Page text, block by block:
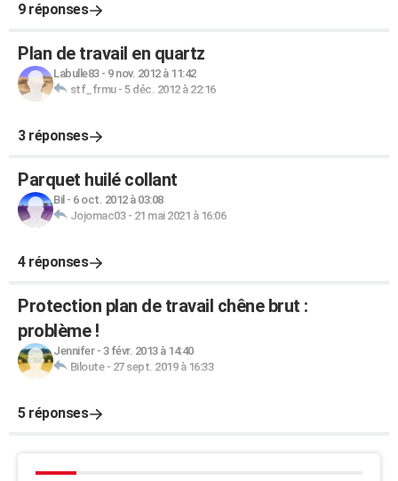
9 réponses
Plan de travail en quartz
Labulle83- 9 nov. 2012 à 11:42
stf_frmu- 5 déc. 2012 à 22:16
3 réponses
Parquet huilé collant
Bil - 6 oct. 2012 à 03:08
Jojomac03- 21 mai 2021 à 16:06
4 réponses
Protection plan de travail chêne brut :
problème !
Jennifer- 3 févr. 2013 à 14:40
Biloute- 27 sept. 2019 à 16:33
5 réponses